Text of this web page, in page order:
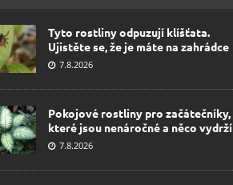
Tyto rostliny odpuzují klíšťata.
Ujistěte se, že je máte na zahrádce
7.8.2026
Pokojové rostliny pro začátečníky,
které jsou nenáročné a něco vydrží
7.8.2026